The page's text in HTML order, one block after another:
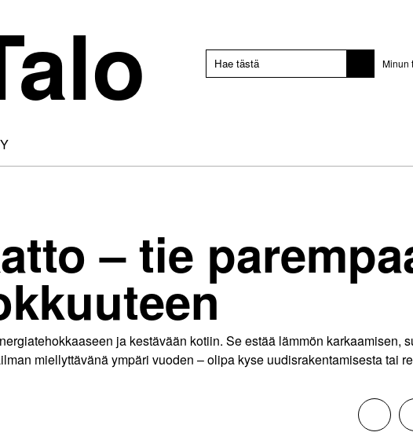
Minun
– tie
ja kestävään kotiin. Se estää lämmön karkaamisen,
miellyttävänä ympäri vuoden – olipa kyse uudisrakentamisesta tai